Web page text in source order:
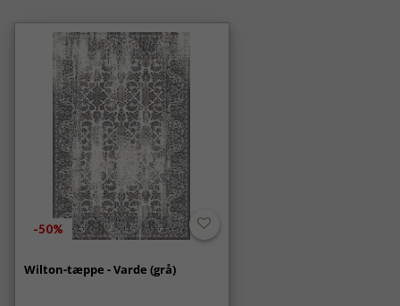
-50%
Wilton-tæppe - Varde (grå)